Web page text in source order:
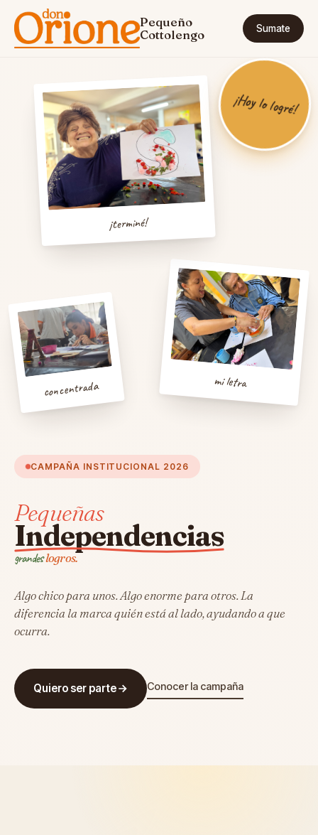
Pequeño
Cottolengo
Sumate
CAMPAÑA INSTITUCIONAL 2026
Pequeñas
Independencias
grandeslogros.
Algo chico para unos. Algo enorme para otros. La
diferencia la marca quién está al lado, ayudando a que
ocurra.
Quiero ser parte Conocer la campaña
¡terminé!
mi letra
concentrada
¡Hoy lo logré!